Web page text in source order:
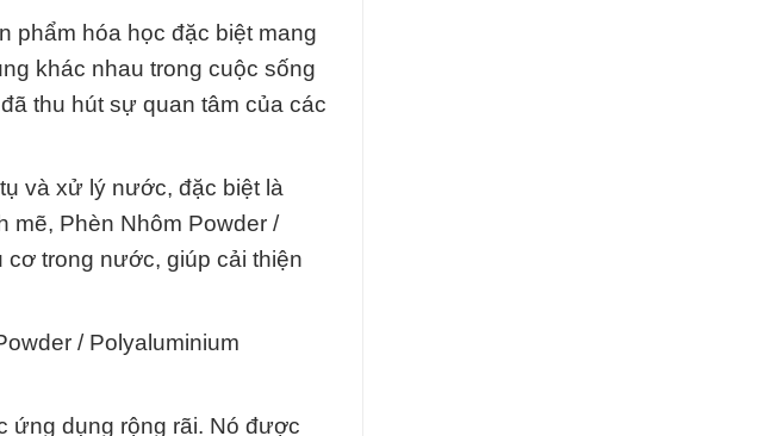
phẩm hóa học đặc biệt mang
khác nhau trong cuộc sống
thu hút sự quan tâm của các
và xử lý nước, đặc biệt là
mẽ, Phèn Nhôm Powder /
trong nước, giúp cải thiện
/ Polyaluminium
ứng dụng rộng rãi. Nó được